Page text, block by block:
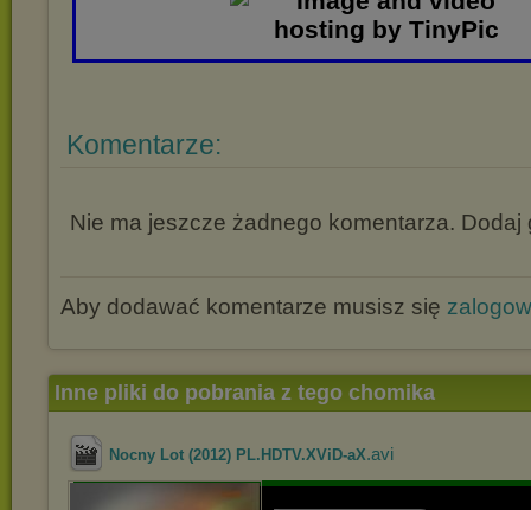
Komentarze:
Nie ma jeszcze żadnego komentarza. Dodaj
Aby dodawać komentarze musisz się
Inne pliki do pobrania z tego chomika
Nocny Lot (2012) PL.HDTV.XViD-aX.avi